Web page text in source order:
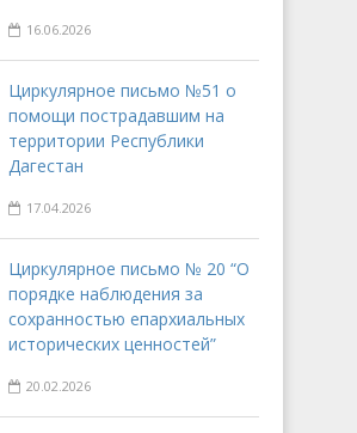
16.06.2026
Циркулярное письмо №51 о
помощи пострадавшим на
территории Республики
Дагестан
17.04.2026
Циркулярное письмо № 20 “О
порядке наблюдения за
сохранностью епархиальных
исторических ценностей”
20.02.2026